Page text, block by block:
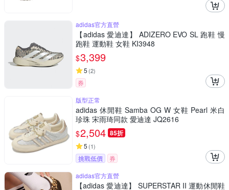
adidas官方直營
【adidas 愛迪達】 ADIZERO EVO SL 跑鞋 慢
跑鞋 運動鞋 女鞋 KI3948
$3,399
5 (2)
券
版型正常
adidas 休閒鞋 Samba OG W 女鞋 Pearl 米白
珍珠 宋雨琦同款 愛迪達 JQ2616
$2,504 85折
5 (1)
挑戰低價
券
adidas官方直營
【adidas 愛迪達】 SUPERSTAR II 運動休閒鞋